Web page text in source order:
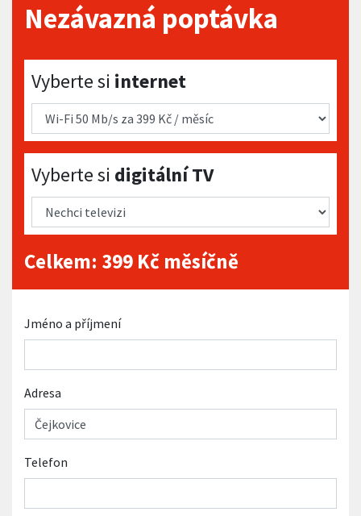
Nezávazná poptávka
Vyberte si internet
Vyberte si internet
Vyberte si digitální TV
Vyberte si digitální TV
Celkem: 399 Kč měsíčně
Jméno a příjmení
Adresa
Telefon